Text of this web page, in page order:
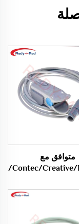
متوافق مع
Contec/Creative/
Kontron/